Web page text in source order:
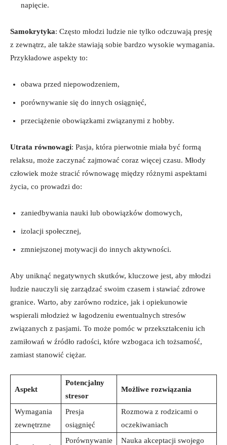
napięcie.
Samokrytyka:⁤ Często młodzi ludzie nie tylko⁢ odczuwają presję
⁤z zewnątrz, ale także stawiają sobie ⁣bardzo ⁢wysokie wymagania.
Przykładowe aspekty to:
obawa przed niepowodzeniem,
porównywanie się do innych ‌osiągnięć,
przeciążenie‌ obowiązkami związanymi z hobby.
Utrata równowagi: Pasja, która‌ pierwotnie miała​ być formą⁣
relaksu, ‌może zaczynać zajmować ⁣coraz więcej‍ czasu. Młody
człowiek ‍może stracić równowagę między ⁤różnymi aspektami ​
życia, co prowadzi do:
zaniedbywania nauki lub obowiązków domowych,
izolacji społecznej,
zmniejszonej motywacji do innych aktywności.
Aby uniknąć negatywnych skutków, kluczowe jest, aby ​młodzi
ludzie ⁢nauczyli⁣ się⁤ zarządzać ⁣swoim czasem⁣ i‍ stawiać⁣ zdrowe
⁤granice. Warto, aby zarówno rodzice, jak i‌ opiekunowie
wspierali młodzież w łagodzeniu ewentualnych stresów
związanych z pasjami. To może ‍pomóc ⁣w⁤ przekształceniu ich
⁣zamiłowań⁣ w źródło radości,​ które wzbogaca ich tożsamość,
zamiast ​stanowić ciężar.
Aspekt
Potencjalny
⁤stresor
Możliwe rozwiązania
Wymagania
zewnętrzne
Presja
osiągnięć
Rozmowa z rodzicami⁣ o ​
oczekiwaniach
Porównywanie Nauka akceptacji swojego